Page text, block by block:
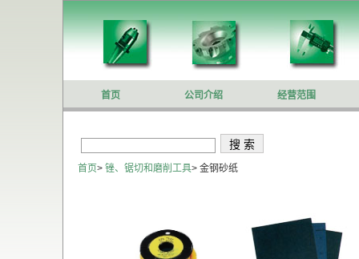
首页 公司介绍 经营范围
首页> 锉、锯切和磨削工具> 金钢砂纸